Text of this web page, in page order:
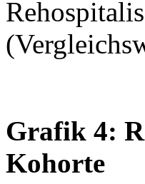
Grafik 4:
Kohorte